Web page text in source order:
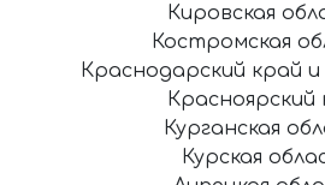
Кировская
Костромская
Краснодарский край и
Красноярский
Курганская
Курская